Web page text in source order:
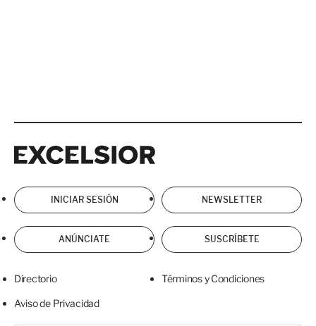
INICIAR SESIÓN NEWSLETTER
ANÚNCIATE SUSCRÍBETE
Directorio Términos y Condiciones
Aviso de Privacidad